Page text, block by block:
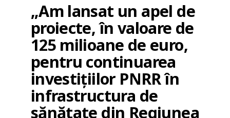
„Am lansat un apel de
proiecte, în valoare de
125 milioane de euro,
pentru continuarea
investiţiilor PNRR în
infrastructura de
sănătate din Regiunea